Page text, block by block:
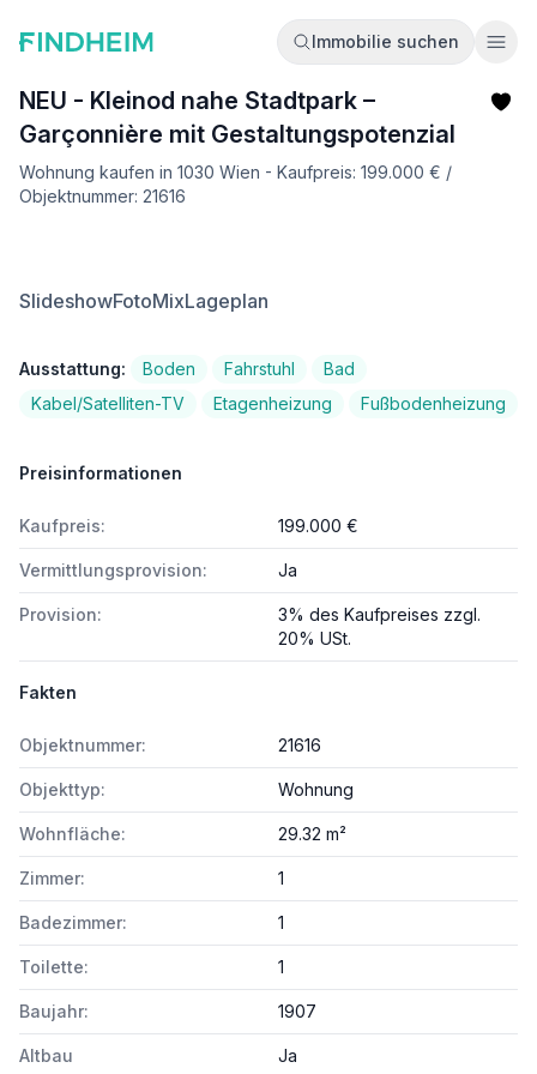
Immobilie suchen
NEU - Kleinod nahe Stadtpark –
Garçonnière mit Gestaltungspotenzial
Wohnung kaufen in 1030 Wien - Kaufpreis: 199.000 € /
Objektnummer: 21616
SlideshowFotoMixLageplan
Ausstattung: Boden Fahrstuhl
Bad
Kabel/Satelliten-TV
Etagenheizung Fußbodenheizung
Preisinformationen
Kaufpreis: 199.000 €
Vermittlungsprovision: Ja
Provision:
3% des Kaufpreises zzgl.
20% USt.
Fakten
Objektnummer: 21616
Objekttyp: Wohnung
Wohnfläche: 29.32 m²
Zimmer: 1
Badezimmer: 1
Toilette: 1
Baujahr: 1907
Altbau Ja